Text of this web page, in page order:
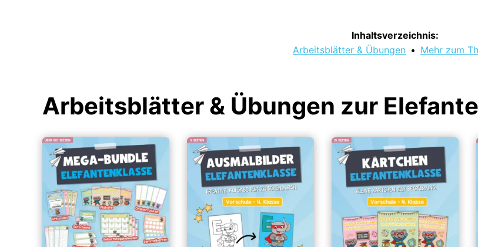
Inhaltsverzeichnis:
Arbeitsblätter & Übungen • Mehr zum
Arbeitsblätter & Übungen zur